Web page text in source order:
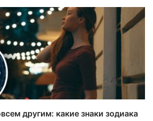
другим: какие знаки зодиака